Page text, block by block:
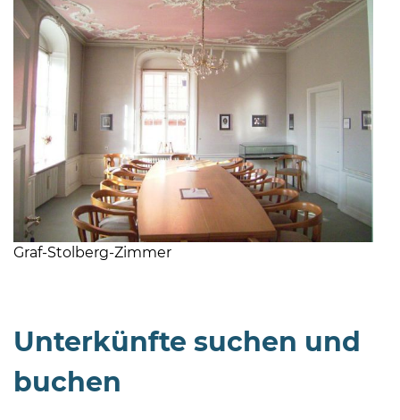
08
Uhr
und
Uhr
außerhalb
Graf-Stolberg-Zimmer
Unterkünfte suchen und
buchen